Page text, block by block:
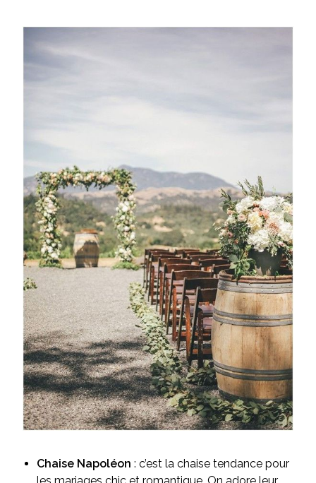
Chaise Napoléon: c’est la chaise tendance pour